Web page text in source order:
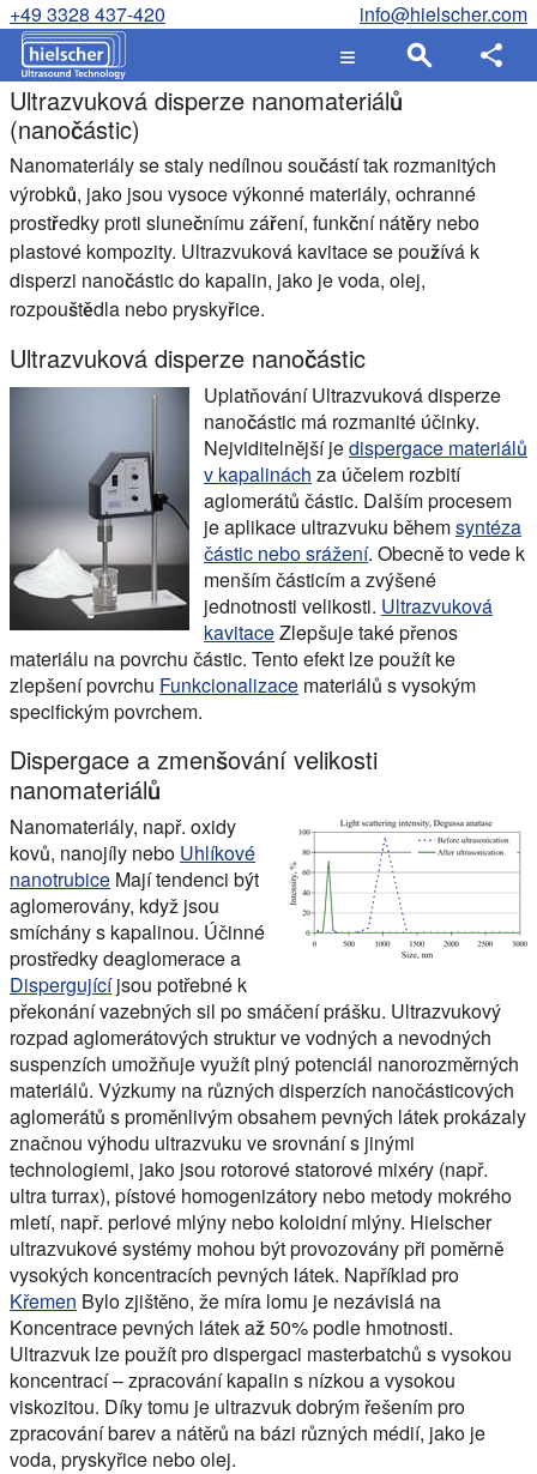
+49 3328 437-420 info@hielscher.com
Ultrazvuková disperze nanomateriálů
(nanočástic)
Nanomateriály se staly nedílnou součástí tak rozmanitých
výrobků, jako jsou vysoce výkonné materiály, ochranné
prostředky proti slunečnímu záření, funkční nátěry nebo
plastové kompozity. Ultrazvuková kavitace se používá k
disperzi nanočástic do kapalin, jako je voda, olej,
rozpouštědla nebo pryskyřice.
Ultrazvuková disperze nanočástic
UplatňováníUltrazvuková disperze
nanočástic má rozmanité účinky.
Nejviditelnější jedispergace materiálů
v kapalinách za účelem rozbití
aglomerátů částic. Dalším procesem
je aplikace ultrazvuku běhemsyntéza
částic nebo srážení. Obecně to vede k
menším částicím a zvýšené
jednotnosti velikosti. Ultrazvuková
kavitaceZlepšuje také přenos
materiálu na povrchu částic. Tento efekt lze použít ke
zlepšení povrchu Funkcionalizace materiálů s vysokým
specifickým povrchem.
Dispergace a zmenšování velikosti
nanomateriálů
Nanomateriály, např. oxidy
kovů, nanojíly nebo Uhlíkové
nanotrubice Mají tendenci být
aglomerovány, když jsou
smíchány s kapalinou. Účinné
prostředky deaglomerace a
Dispergujícíjsou potřebné k
překonání vazebných sil po smáčení prášku. Ultrazvukový
rozpad aglomerátových struktur ve vodných a nevodných
suspenzích umožňuje využít plný potenciál nanorozměrných
materiálů. Výzkumy na různých disperzích nanočásticových
aglomerátů s proměnlivým obsahem pevných látek prokázaly
značnou výhodu ultrazvuku ve srovnání s jinými
technologiemi, jako jsou rotorové statorové mixéry (např.
ultra turrax), pístové homogenizátory nebo metody mokrého
mletí, např. perlové mlýny nebo koloidní mlýny. Hielscher
ultrazvukové systémy mohou být provozovány při poměrně
vysokých koncentracích pevných látek. Například pro
Křemen Bylo zjištěno, že míra lomu je nezávislá na
Koncentrace pevných látek až 50%podle hmotnosti.
Ultrazvuk lze použít pro dispergaci masterbatchů s vysokou
koncentrací – zpracování kapalin s nízkou a vysokou
viskozitou. Díky tomu je ultrazvuk dobrým řešením pro
zpracování barev a nátěrů na bázi různých médií, jako je
voda, pryskyřice nebo olej.